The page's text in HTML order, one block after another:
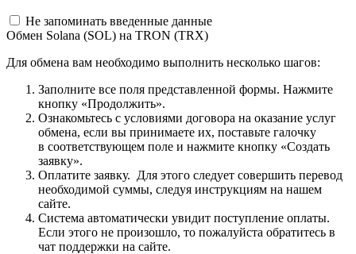
Не запоминать введенные данные
Обмен Solana (SOL) на TRON (TRX)
Для обмена вам необходимо выполнить несколько шагов:
Заполните все поля представленной формы. Нажмите
кнопку «Продолжить».
Ознакомьтесь с условиями договора на оказание услуг
обмена, если вы принимаете их, поставьте галочку
в соответствующем поле и нажмите кнопку «Создать
заявку».
Оплатите заявку. Для этого следует совершить перевод
необходимой суммы, следуя инструкциям на нашем
сайте.
Система автоматически увидит поступление оплаты.
Если этого не произошло, то пожалуйста обратитесь в
чат поддержки на сайте.